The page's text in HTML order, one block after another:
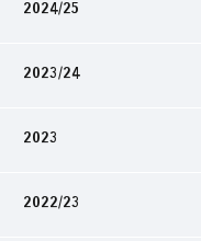
2024/25
2023/24
2023
2022/23